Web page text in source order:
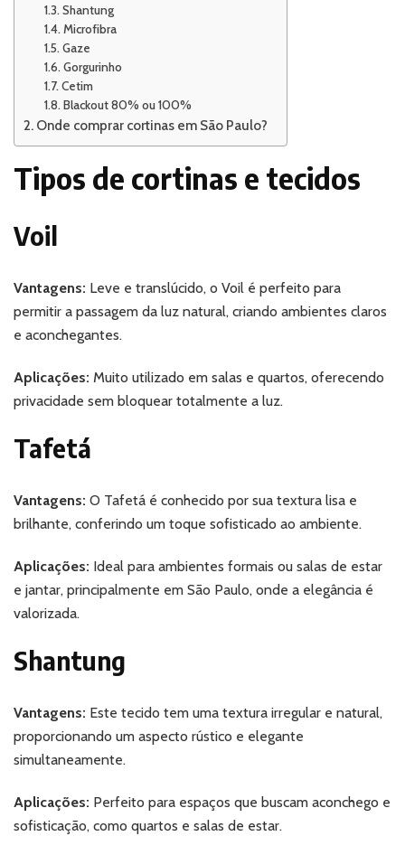
Shantung
Microfibra
Gaze
Gorgurinho
Cetim
Blackout 80% ou 100%
Onde comprar cortinas em São Paulo?
Tipos de cortinas e tecidos
Voil
Vantagens: Leve e translúcido, o Voil é perfeito para
permitir a passagem da luz natural, criando ambientes claros
e aconchegantes.
Aplicações: Muito utilizado em salas e quartos, oferecendo
privacidade sem bloquear totalmente a luz.
Tafetá
Vantagens: O Tafetá é conhecido por sua textura lisa e
brilhante, conferindo um toque sofisticado ao ambiente.
Aplicações: Ideal para ambientes formais ou salas de estar
e jantar, principalmente em São Paulo, onde a elegância é
valorizada.
Shantung
Vantagens: Este tecido tem uma textura irregular e natural,
proporcionando um aspecto rústico e elegante
simultaneamente.
Aplicações: Perfeito para espaços que buscam aconchego e
sofisticação, como quartos e salas de estar.